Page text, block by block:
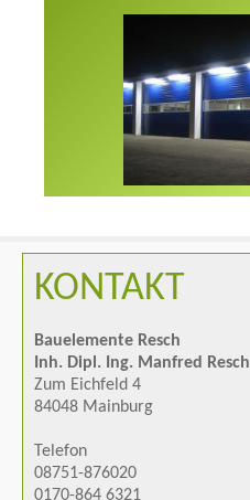
KONTAKT
Bauelemente Resch
Inh. Dipl. Ing. Manfred Resch
Zum Eichfeld 4
84048 Mainburg
Telefon
08751-876020
0170-864 6321